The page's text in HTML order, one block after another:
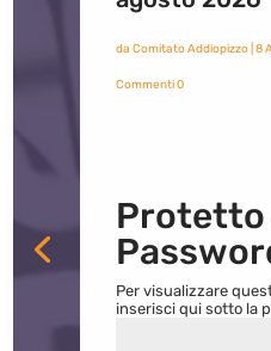
da Comitato Addiopizzo| 8
Commenti 0
Protetto
Per visualizzare
inserisci qui sotto la